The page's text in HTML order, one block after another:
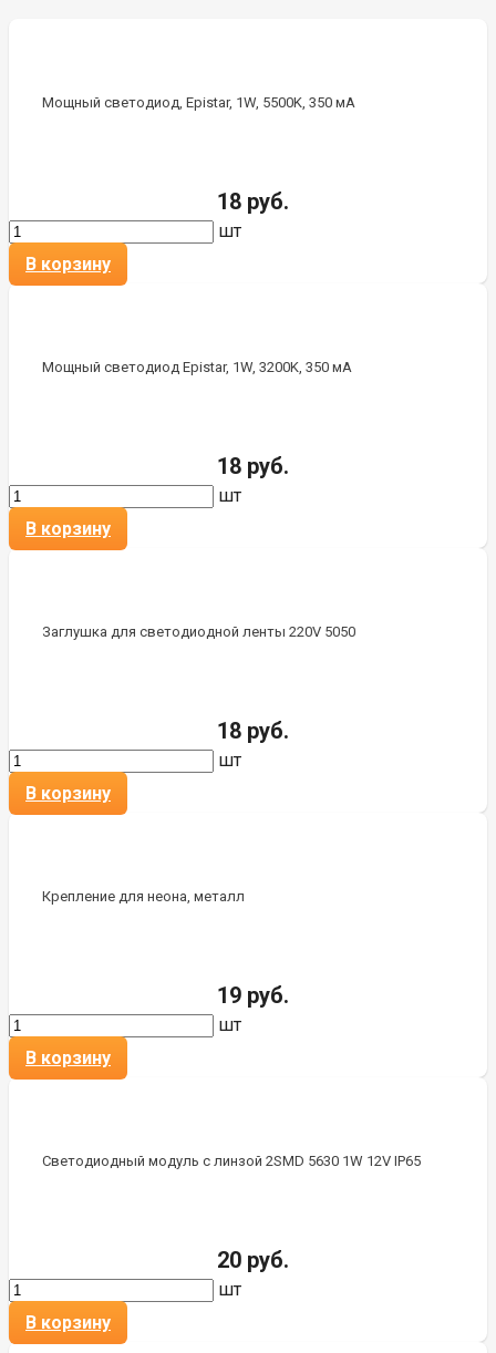
Мощный светодиод, Epistar, 1W, 5500K, 350 мА
18 руб.
шт
В корзину
Мощный светодиод Epistar, 1W, 3200K, 350 мА
18 руб.
шт
В корзину
Заглушка для светодиодной ленты 220V 5050
18 руб.
шт
В корзину
Крепление для неона, металл
19 руб.
шт
В корзину
Светодиодный модуль с линзой 2SMD 5630 1W 12V IP65
20 руб.
шт
В корзину